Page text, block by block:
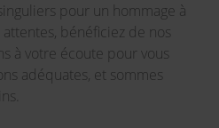
pour un hommage à
bénéficiez de nos
à votre écoute pour vous
adéquates, et sommes